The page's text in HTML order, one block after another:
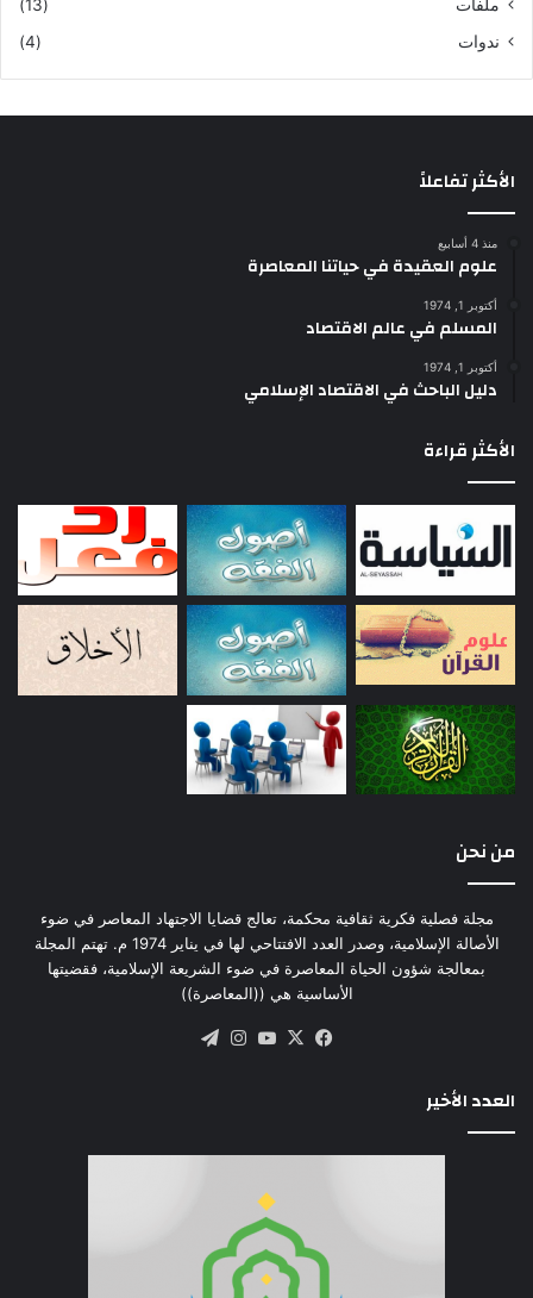
ملفات
(13)
ندوات
(4)
الأكثر تفاعلاً
منذ 4 أسابيع
علوم العقيدة في حياتنا المعاصرة
أكتوبر 1, 1974
المسلم في عالم الاقتصاد
أكتوبر 1, 1974
دليل الباحث في الاقتصاد الإسلامي
الأكثر قراءة
من نحن
مجلة فصلية فكرية ثقافية محكمة، تعالج قضايا الاجتهاد المعاصر في ضوء
الأصالة الإسلامية، وصدر العدد الافتتاحي لها في يناير 1974 م. تهتم المجلة
بمعالجة شؤون الحياة المعاصرة في ضوء الشريعة الإسلامية، فقضيتها
الأساسية هي ((المعاصرة))
فيسبوك
‫X
‫YouTube
انستقرام
العدد الأخير